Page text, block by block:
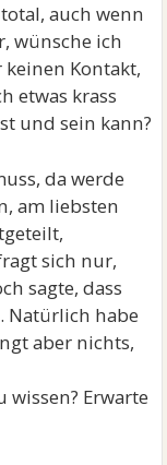
auch wenn
wünsche ich
Kontakt,
etwas krass
und sein kann?
da werde
am liebsten
sich nur,
sagte, dass
. Natürlich habe
aber nichts,
Erwarte